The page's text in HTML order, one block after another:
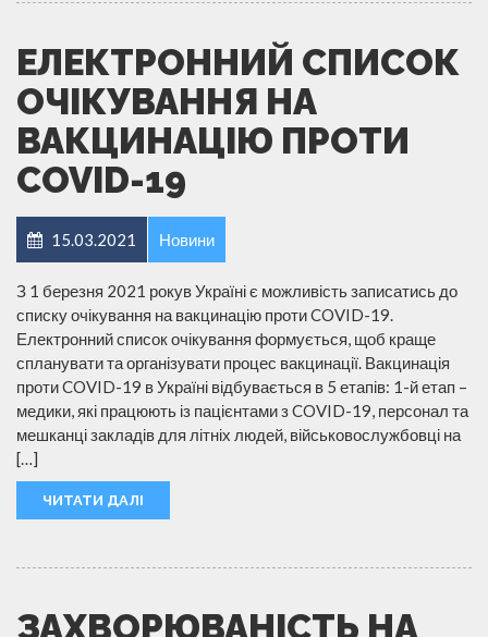
ЕЛЕКТРОННИЙ СПИСОК
ОЧІКУВАННЯ НА
ВАКЦИНАЦІЮ ПРОТИ
COVID-19
15.03.2021 Новини
З 1 березня 2021 рокув Україні є можливість записатись до
списку очікування на вакцинацію проти COVID-19.
Електронний список очікування формується, щоб краще
спланувати та організувати процес вакцинації. Вакцинація
проти COVID-19 в Україні відбувається в 5 етапів: 1-й етап –
медики, які працюють із пацієнтами з COVID-19, персонал та
мешканці закладів для літніх людей, військовослужбовці на
[…]
ЧИТАТИ ДАЛІ
ЗАХВОРЮВАНІСТЬ НА